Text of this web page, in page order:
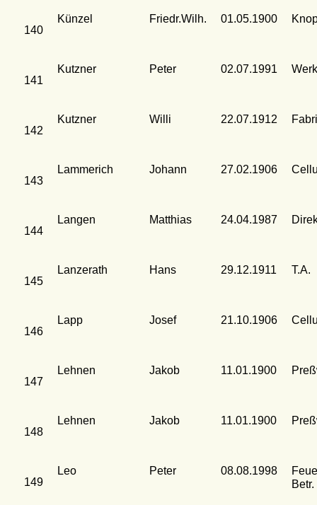
140
Künzel Friedr.Wilh. 01.05.1900
141
Kutzner Peter 02.07.1991
142
Kutzner Willi 22.07.1912
143
Lammerich Johann 27.02.1906
144
Langen Matthias 24.04.1987
145
Lanzerath Hans 29.12.1911 T.A.
146
Lapp Josef 21.10.1906
147
Lehnen Jakob 11.01.1900
148
Lehnen Jakob 11.01.1900
149
Leo Peter 08.08.1998
Betr.